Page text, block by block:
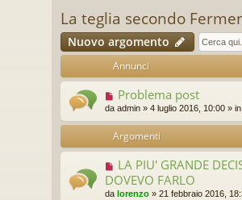
m
en
R
ap
idi
La teglia secondo
Nuovo argomento
Annunci
Problema post
da admin » 4 luglio 2016, 10:00 » in
Argomenti
LA PIU' GRANDE
DOVEVO FARLO
da lorenzo » 21 febbraio 2016,